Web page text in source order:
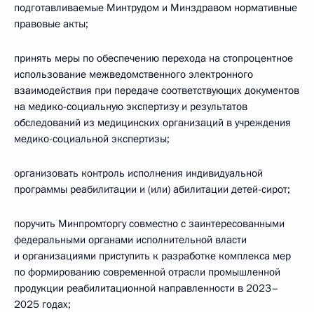
подготавливаемые Минтрудом и Минздравом нормативные
правовые акты;
принять меры по обеспечению перехода на стопроцентное
использование межведомственного электронного
взаимодействия при передаче соответствующих документов
на медико-социальную экспертизу и результатов
обследований из медицинских организаций в учреждения
медико-социальной экспертизы;
организовать контроль исполнения индивидуальной
программы реабилитации и (или) абилитации детей-сирот;
поручить Минпромторгу совместно с заинтересованными
федеральными органами исполнительной власти
и организациями приступить к разработке комплекса мер
по формированию современной отрасли промышленной
продукции реабилитационной направленности в 2023–
2025 годах;